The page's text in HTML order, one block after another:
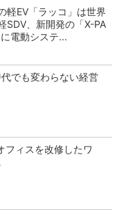
軽EV「ラッコ」は世界
SDV、新開発の「X-PA
電動システ...
でも変わらない経営
フィスを改修したワ